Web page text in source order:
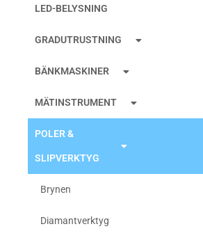
LED-BELYSNING
GRADUTRUSTNING
BÄNKMASKINER
MÄTINSTRUMENT
POLER &
SLIPVERKTYG
Brynen
Diamantverktyg